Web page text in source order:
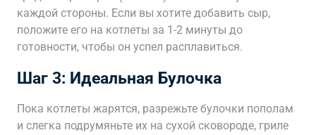
каждой стороны. Если вы хотите добавить сыр,
положите его на котлеты за 1-2 минуты до
готовности, чтобы он успел расплавиться.
Шаг 3: Идеальная Булочка
Пока котлеты жарятся, разрежьте булочки пополам
и слегка подрумяньте их на сухой сковороде, гриле